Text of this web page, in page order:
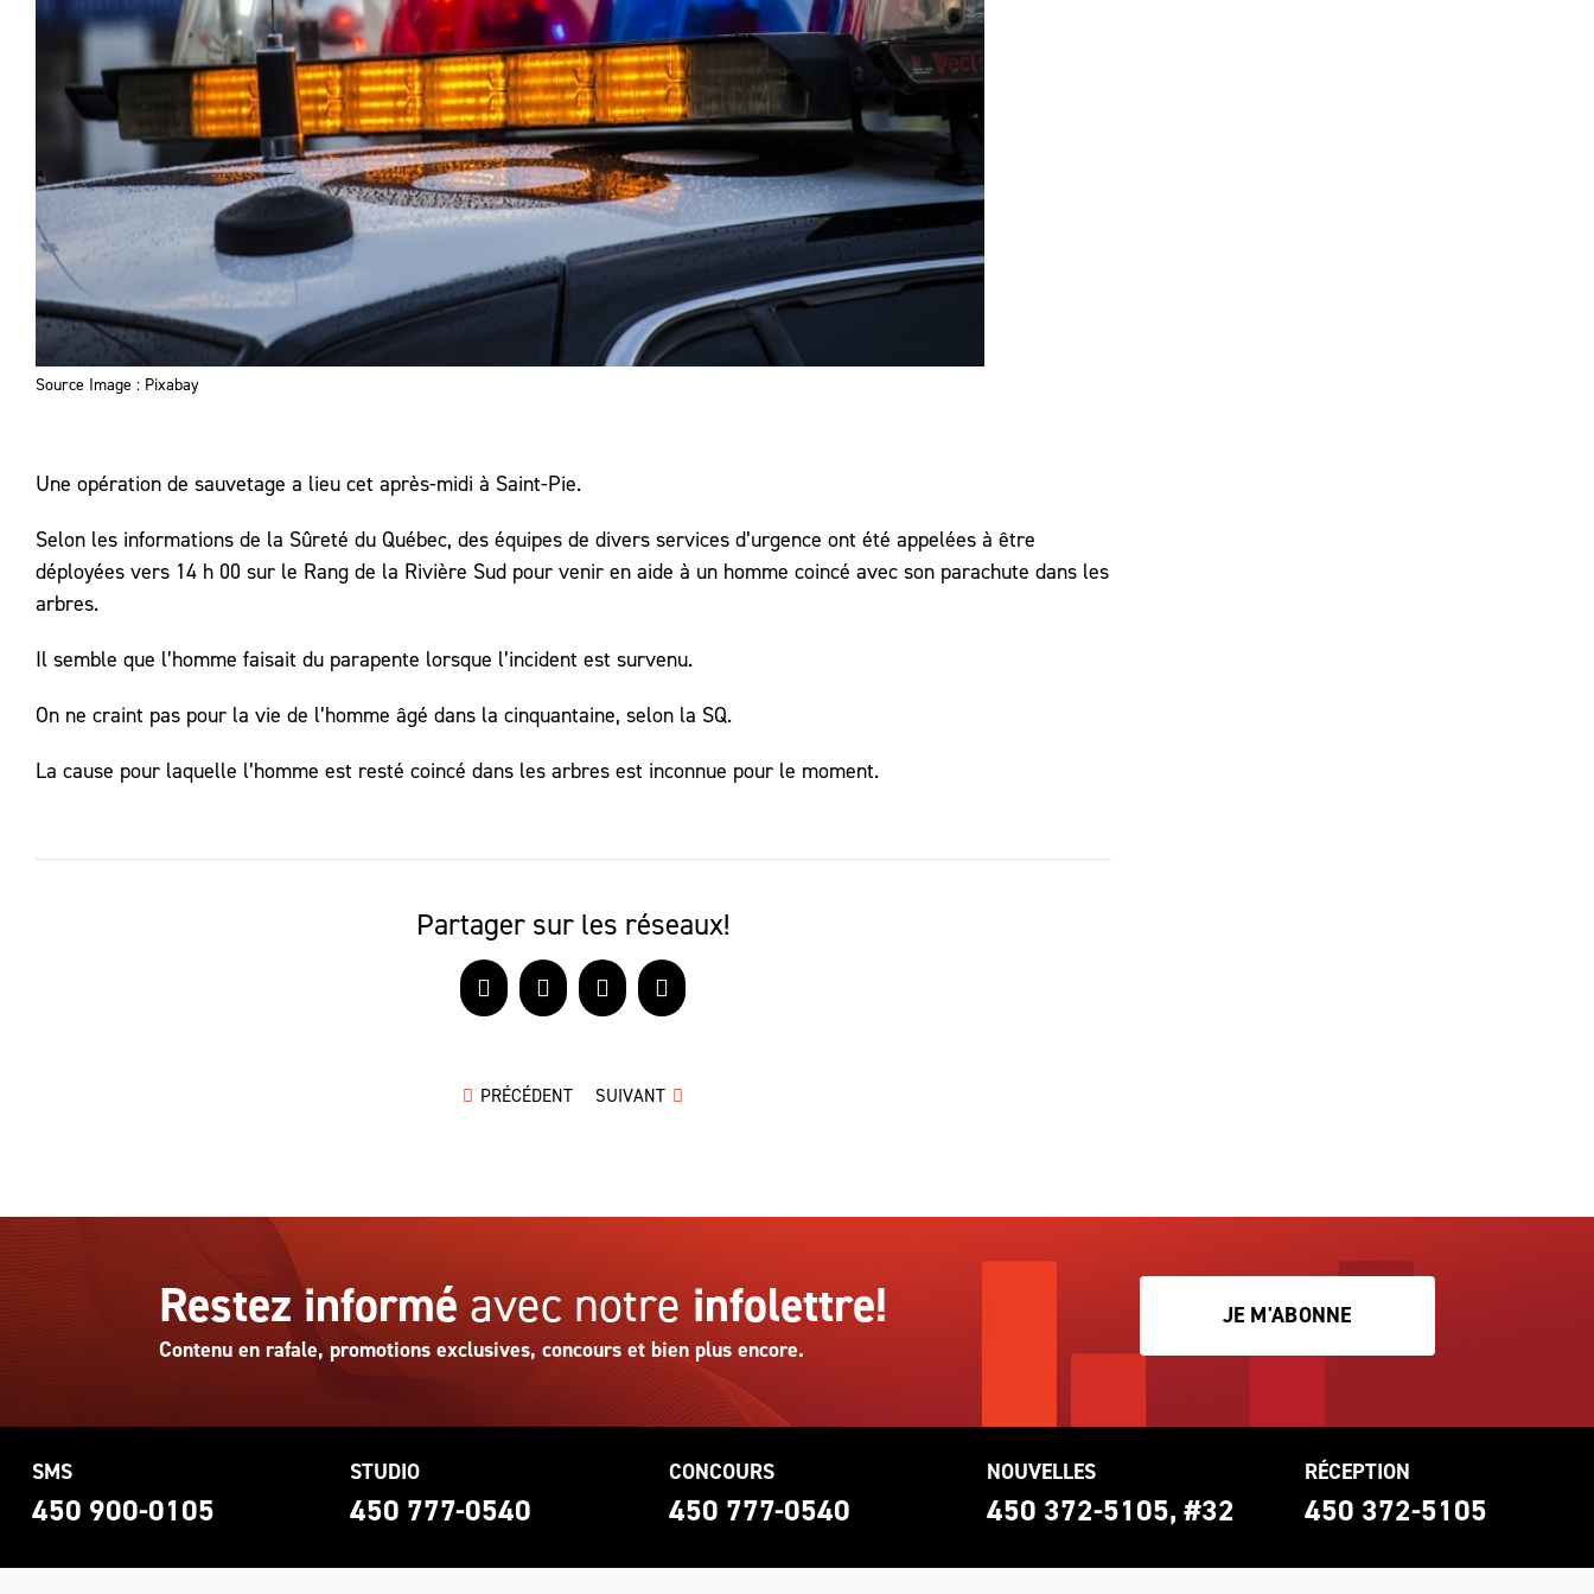
Source Image : Pixabay
Une opération de sauvetage a lieu cet après-midi à Saint-Pie.
Selon les informations de la Sûreté du Québec, des équipes de divers services d’urgence ont été appelées à être
déployées vers 14 h 00 sur le Rang de la Rivière Sud pour venir en aide à un homme coincé avec son parachute dans les
arbres.
Il semble que l’homme faisait du parapente lorsque l’incident est survenu.
On ne craint pas pour la vie de l’homme âgé dans la cinquantaine, selon la SQ.
La cause pour laquelle l’homme est resté coincé dans les arbres est inconnue pour le moment.
Partager sur les réseaux!
Facebook
X LinkedInCourriel
PRÉCÉDENT SUIVANT
Restez informé avec notre infolettre!
Contenu en rafale, promotions exclusives, concours et bien plus encore.
JE M'ABONNE
SMS
450 900-0105
STUDIO
450 777-0540
CONCOURS
450 777-0540
NOUVELLES
450 372-5105, #32
RÉCEPTION
450 372-5105